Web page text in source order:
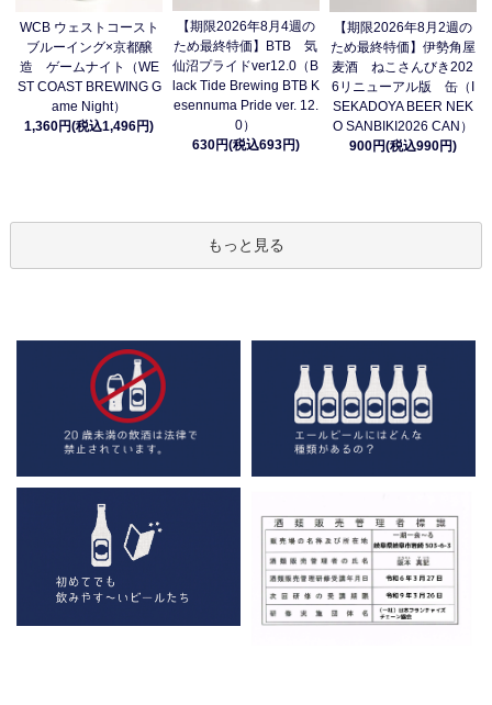
WCB ウェストコースト
ブルーイング×京都醸
造 ゲームナイト（WE
ST COAST BREWING G
ame Night）
1,360円(税込1,496円)
【期限2026年8月4週の
ため最終特価】BTB 気
仙沼プライドver12.0（B
lack Tide Brewing BTB K
esennuma Pride ver. 12.
0）
630円(税込693円)
【期限2026年8月2週の
ため最終特価】伊勢角屋
麦酒 ねこさんびき202
6リニューアル版 缶（I
SEKADOYA BEER NEK
O SANBIKI2026 CAN）
900円(税込990円)
もっと見る